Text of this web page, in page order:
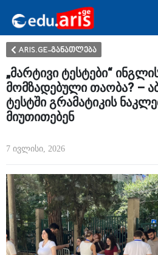
განათლება
ARIS.GE-განათლება
„მარტივი ტესტები“
მომზადებული თაობა? –
ტესტში გრამატიკის
მიუთითებენ
7 ივლისი, 2026